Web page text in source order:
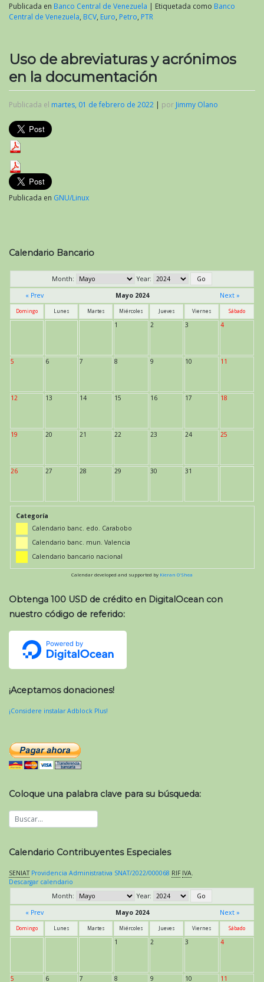
Publicada en Banco Central de Venezuela | Etiquetada como Banco
Central de Venezuela, BCV, Euro, Petro, PTR
Uso de abreviaturas y acrónimos
en la documentación
Publicada el martes, 01 de febrero de 2022 | por Jimmy Olano
Publicada en GNU/Linux
Calendario Bancario
Month:
Year:
« Prev
Mayo 2024 Next »
Domingo Lunes Martes Miércoles Jueves Viernes Sábado
1 2 3 4
5 6 7 8 9 10 11
12 13 14 15 16 17 18
19 20 21 22 23 24 25
26 27 28 29 30 31
Categoría
Calendario banc. edo. Carabobo
Calendario banc. mun. Valencia
Calendario bancario nacional
Calendar developed and supported by Kieran O'Shea
Obtenga 100 USD de crédito en DigitalOcean con
nuestro código de referido:
¡Aceptamos donaciones!
¡Considere instalar Adblock Plus!
Coloque una palabra clave para su búsqueda:
Calendario Contribuyentes Especiales
SENIAT Providencia Administrativa SNAT/2022/000068 RIF IVA
Descargar calendario
Month:
Year:
« Prev
Mayo 2024 Next »
Domingo Lunes Martes Miércoles Jueves Viernes Sábado
1 2 3 4
5 6 7 8 9 10 11